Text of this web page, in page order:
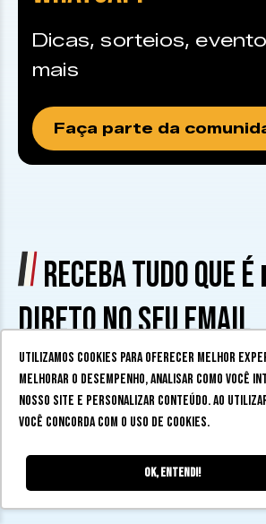
Utilizamos cookies para oferecer melhor
melhorar o desempenho, analisar como você
nosso site e personalizar conteúdo. Ao
você concorda com o uso de cookies.
Ok, entendi!
Dicas, sorteios,
mais
Faça parte da
RECEBA TUDO QUE É
DIRETO NO SEU EMAIL
Assine a nossa
tudo que tá rolando na
Assinar Newsletter